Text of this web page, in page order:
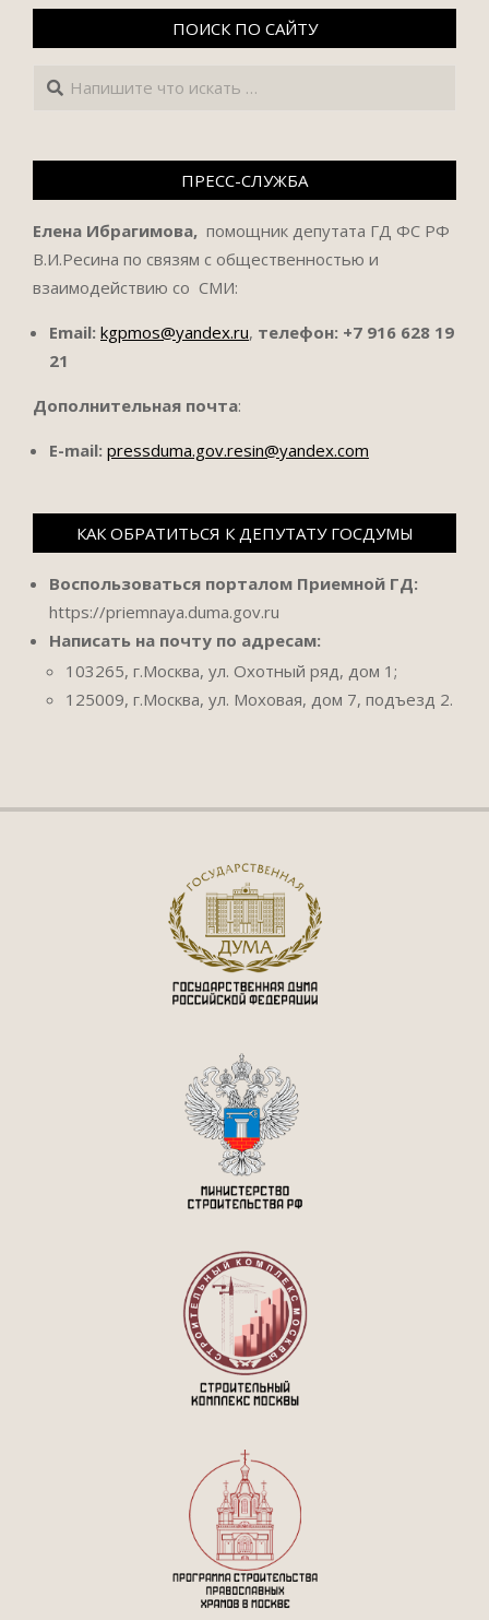
ПОИСК ПО САЙТУ
Поиск
ПРЕСС-СЛУЖБА
Елена Ибрагимова, помощник депутата ГД ФС РФ
В.И.Ресина по связям с общественностью и
взаимодействию со СМИ:
Email: kgpmos@yandex.ru, телефон: +7 916 628 19
21
Дополнительная почта:
E-mail: pressduma.gov.resin@yandex.com
КАК ОБРАТИТЬСЯ К ДЕПУТАТУ ГОСДУМЫ
Воспользоваться порталом Приемной ГД:
https://priemnaya.duma.gov.ru
Написать на почту по адресам:
103265, г.Москва, ул. Охотный ряд, дом 1;
125009, г.Москва, ул. Моховая, дом 7, подъезд 2.